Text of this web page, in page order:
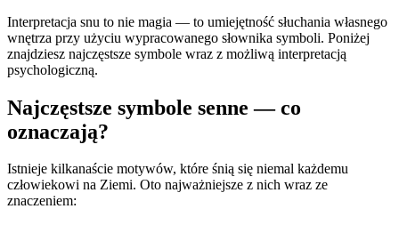
Interpretacja snu to nie magia — to umiejętność słuchania własnego
wnętrza przy użyciu wypracowanego słownika symboli. Poniżej
znajdziesz najczęstsze symbole wraz z możliwą interpretacją
psychologiczną.
Najczęstsze symbole senne — co
oznaczają?
Istnieje kilkanaście motywów, które śnią się niemal każdemu
człowiekowi na Ziemi. Oto najważniejsze z nich wraz ze
znaczeniem: